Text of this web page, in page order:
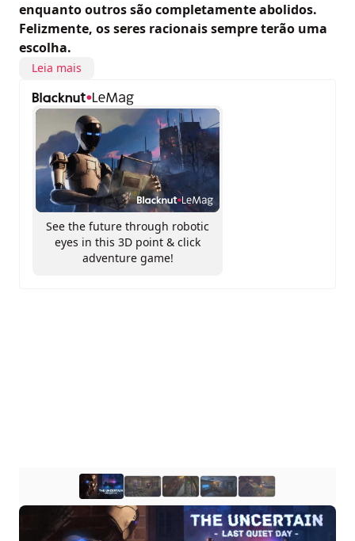
enquanto outros são completamente abolidos.
Felizmente, os seres racionais sempre terão uma
escolha.
Leia mais
See the future through robotic
eyes in this 3D point & click
adventure game!